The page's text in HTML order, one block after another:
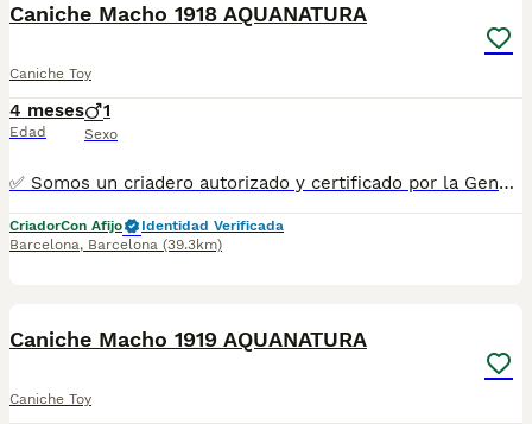
Caniche Macho 1918 AQUANATURA
Caniche Toy
4 meses
Edad
1
Sexo
✅ Somos un criadero autorizado y certificado por la Generalitat de Catalunya bajo el número de Núcleo Zoológico G25/00314. PARA MÁS INFORMACIÓN: ☎️ 933095977 📱 685878504 / 674320847 🐶 Programa una visita para conocerlos 💻 Más fotos y vídeos en nuestra web www.aquanatura.es 🚙 Hacemos envíos 📌 Calle Roger de Flor 45, muy cerca del Arc de Triomf de Barcelona, de Lunes a Sábados. Se entregan con sus vacunas, desparasitados interna y externamente, con microchip y su registro, cartilla sanitaria y contrato de garantías, documentación legal y factura. AQUANATURA
CriadorCon Afijo
Identidad Verificada
Barcelona, Barcelona (39.3km)
Caniche Macho 1919 AQUANATURA
Caniche Toy